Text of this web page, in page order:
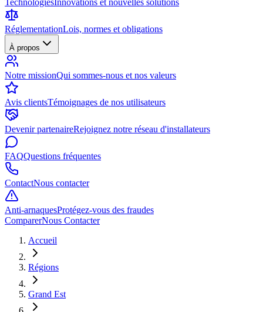
TechnologiesInnovations et nouvelles solutions
RéglementationLois, normes et obligations
À propos
Notre missionQui sommes-nous et nos valeurs
Avis clientsTémoignages de nos utilisateurs
Devenir partenaireRejoignez notre réseau d'installateurs
FAQQuestions fréquentes
ContactNous contacter
Anti-arnaquesProtégez-vous des fraudes
ComparerNous Contacter
Accueil
Régions
Grand Est